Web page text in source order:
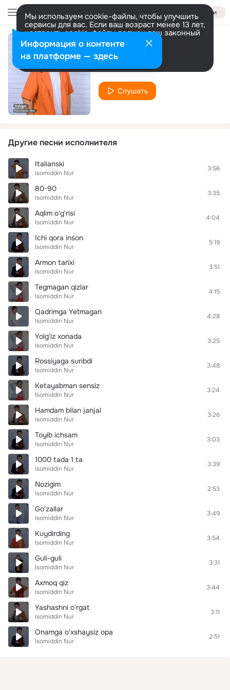
Войти
Мы используем cookie-файлы, чтобы улучшить
сервисы для вас. Если ваш возраст менее 13 лет,
настроить cookie-файлы должен ваш законный
представитель. Больше информации
Разрешить все Настроить
Jodugar
Isomiddin Nur
Слушать
Другие песни исполнителя
Italianski
Isomiddin Nur
3:56
80-90
Isomiddin Nur
3:35
Aqlim o'g'risi
Isomiddin Nur
4:04
Ichi qora inson
Isomiddin Nur
5:19
Armon tarixi
Isomiddin Nur
3:51
Tegmagan qizlar
Isomiddin Nur
4:15
Qadrimga Yetmagan
Isomiddin Nur
4:28
Yolg'iz xonada
Isomiddin Nur
3:25
Rossiyaga suribdi
Isomiddin Nur
3:48
Ketayabman sensiz
Isomiddin Nur
3:24
Hamdam bilan janjal
Isomiddin Nur
3:26
Toyib ichsam
Isomiddin Nur
3:03
1000 tada 1 ta
Isomiddin Nur
3:39
Nozigim
Isomiddin Nur
2:53
Go'zallar
Isomiddin Nur
3:49
Kuydirding
Isomiddin Nur
3:54
Guli-guli
Isomiddin Nur
3:31
Axmoq qiz
Isomiddin Nur
3:44
Yashashni o'rgat
Isomiddin Nur
3:11
Onamga o'xshaysiz opa
Isomiddin Nur
2:51
Информация о контенте
на платформе — здесь